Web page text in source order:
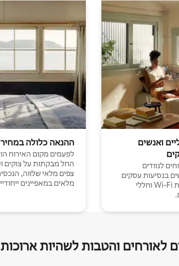
ואנשים
לנוודים
בנסיעות עסקים
עם חיבור לרשת Wi-Fi וחללי
ההנאה כלולה במחיר
לפעמים מקום האירוח
החל מבקתות על צוקים
צפים מלאי שלווה,
מלאים במאפיינים
לאורחים והטבות לשהיות